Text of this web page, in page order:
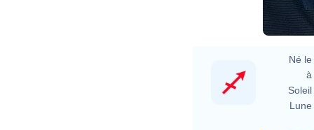
Né le
à
Soleil
Lune